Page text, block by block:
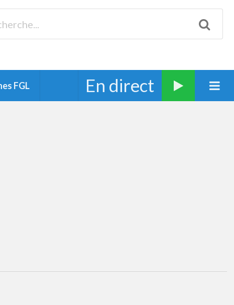
FGL En direct